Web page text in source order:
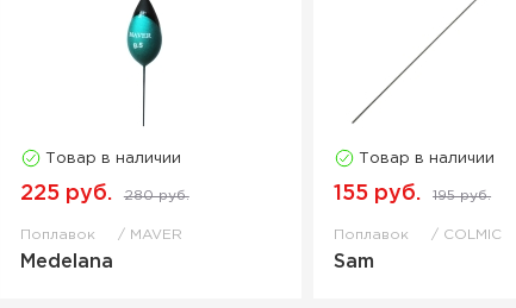
Товар в наличии
225 руб. 280 руб.
Поплавок MAVER
Medelana
Товар в наличии
155 руб. 195 руб.
Поплавок COLMIC
Sam